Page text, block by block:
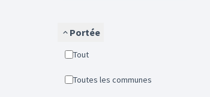
Portée
Tout
Toutes les communes